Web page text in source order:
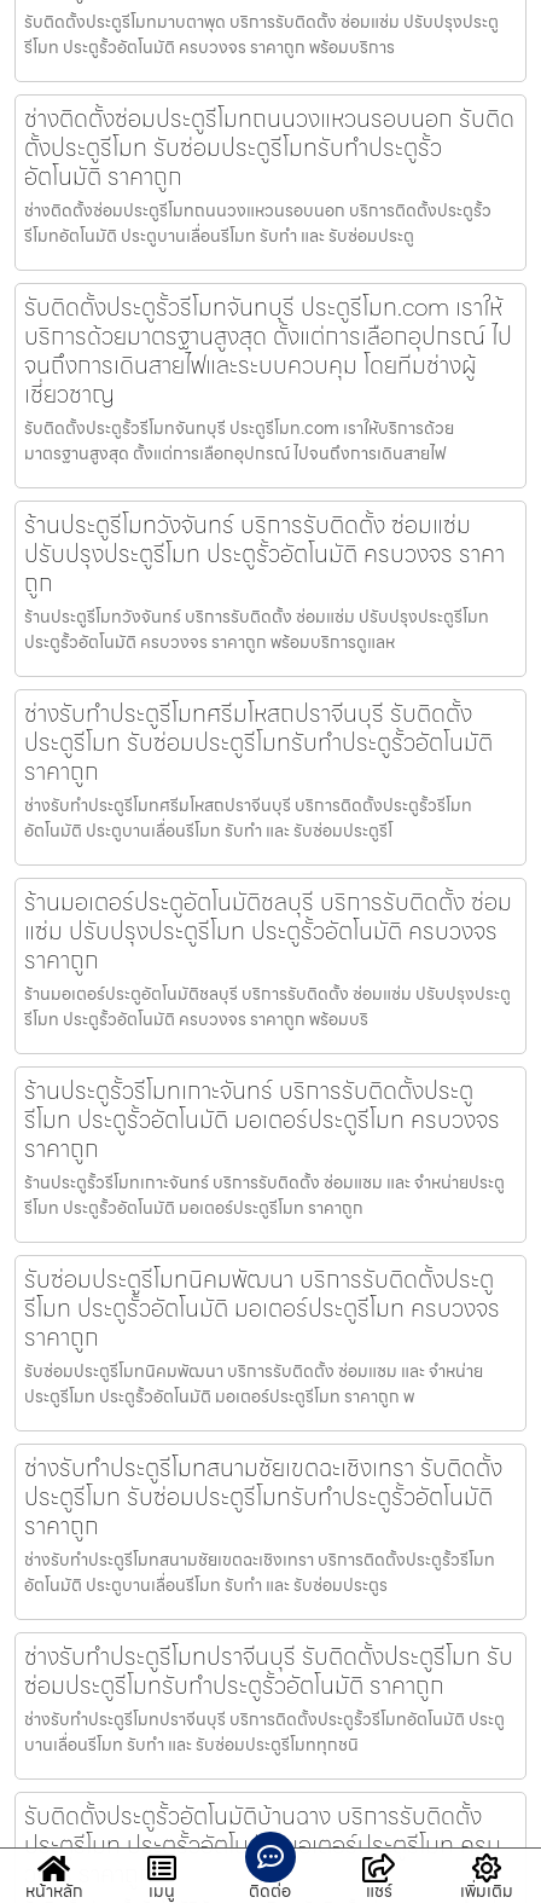
รับติดตั้งประตูรีโมทมาบตาพุด บริการรับติดตั้ง ซ่อมแซ่ม ปรับปรุงประตู
รีโมท ประตูรั้วอัตโนมัติ ครบวงจร ราคาถูก พร้อมบริการ
ช่างติดตั้งซ่อมประตูรีโมทถนนวงแหวนรอบนอก รับติด
ตั้งประตูรีโมท รับซ่อมประตูรีโมทรับทำประตูรั้ว
อัตโนมัติ ราคาถูก
ช่างติดตั้งซ่อมประตูรีโมทถนนวงแหวนรอบนอก บริการติดตั้งประตูรั้ว
รีโมทอัตโนมัติ ประตูบานเลื่อนรีโมท รับทำ และ รับซ่อมประตู
รับติดตั้งประตูรั้วรีโมทจันทบุรี ประตูรีโมท.com เราให้
บริการด้วยมาตรฐานสูงสุด ตั้งแต่การเลือกอุปกรณ์ ไป
จนถึงการเดินสายไฟและระบบควบคุม โดยทีมช่างผู้
เชี่ยวชาญ
รับติดตั้งประตูรั้วรีโมทจันทบุรี ประตูรีโมท.com เราให้บริการด้วย
มาตรฐานสูงสุด ตั้งแต่การเลือกอุปกรณ์ ไปจนถึงการเดินสายไฟ
ร้านประตูรีโมทวังจันทร์ บริการรับติดตั้ง ซ่อมแซ่ม
ปรับปรุงประตูรีโมท ประตูรั้วอัตโนมัติ ครบวงจร ราคา
ถูก
ร้านประตูรีโมทวังจันทร์ บริการรับติดตั้ง ซ่อมแซ่ม ปรับปรุงประตูรีโมท
ประตูรั้วอัตโนมัติ ครบวงจร ราคาถูก พร้อมบริการดูแลห
ช่างรับทำประตูรีโมทศรีมโหสถปราจีนบุรี รับติดตั้ง
ประตูรีโมท รับซ่อมประตูรีโมทรับทำประตูรั้วอัตโนมัติ
ราคาถูก
ช่างรับทำประตูรีโมทศรีมโหสถปราจีนบุรี บริการติดตั้งประตูรั้วรีโมท
อัตโนมัติ ประตูบานเลื่อนรีโมท รับทำ และ รับซ่อมประตูรีโ
ร้านมอเตอร์ประตูอัตโนมัติชลบุรี บริการรับติดตั้ง ซ่อม
แซ่ม ปรับปรุงประตูรีโมท ประตูรั้วอัตโนมัติ ครบวงจร
ราคาถูก
ร้านมอเตอร์ประตูอัตโนมัติชลบุรี บริการรับติดตั้ง ซ่อมแซ่ม ปรับปรุงประตู
รีโมท ประตูรั้วอัตโนมัติ ครบวงจร ราคาถูก พร้อมบริ
ร้านประตูรั้วรีโมทเกาะจันทร์ บริการรับติดตั้งประตู
รีโมท ประตูรั้วอัตโนมัติ มอเตอร์ประตูรีโมท ครบวงจร
ราคาถูก
ร้านประตูรั้วรีโมทเกาะจันทร์ บริการรับติดตั้ง ซ่อมแซม และ จำหน่ายประตู
รีโมท ประตูรั้วอัตโนมัติ มอเตอร์ประตูรีโมท ราคาถูก
รับซ่อมประตูรีโมทนิคมพัฒนา บริการรับติดตั้งประตู
รีโมท ประตูรั้วอัตโนมัติ มอเตอร์ประตูรีโมท ครบวงจร
ราคาถูก
รับซ่อมประตูรีโมทนิคมพัฒนา บริการรับติดตั้ง ซ่อมแซม และ จำหน่าย
ประตูรีโมท ประตูรั้วอัตโนมัติ มอเตอร์ประตูรีโมท ราคาถูก พ
ช่างรับทำประตูรีโมทสนามชัยเขตฉะเชิงเทรา รับติดตั้ง
ประตูรีโมท รับซ่อมประตูรีโมทรับทำประตูรั้วอัตโนมัติ
ราคาถูก
ช่างรับทำประตูรีโมทสนามชัยเขตฉะเชิงเทรา บริการติดตั้งประตูรั้วรีโมท
อัตโนมัติ ประตูบานเลื่อนรีโมท รับทำ และ รับซ่อมประตูร
ช่างรับทำประตูรีโมทปราจีนบุรี รับติดตั้งประตูรีโมท รับ
ซ่อมประตูรีโมทรับทำประตูรั้วอัตโนมัติ ราคาถูก
ช่างรับทำประตูรีโมทปราจีนบุรี บริการติดตั้งประตูรั้วรีโมทอัตโนมัติ ประตู
บานเลื่อนรีโมท รับทำ และ รับซ่อมประตูรีโมททุกชนิ
รับติดตั้งประตูรั้วอัตโนมัติบ้านฉาง บริการรับติดตั้ง
ประตูรีโมท ประตูรั้วอัตโนมัติ มอเตอร์ประตูรีโมท ครบ
วงจร ราคาถูก
หน้าหลัก เมนู ติดต่อ แชร์ เพิ่มเติม